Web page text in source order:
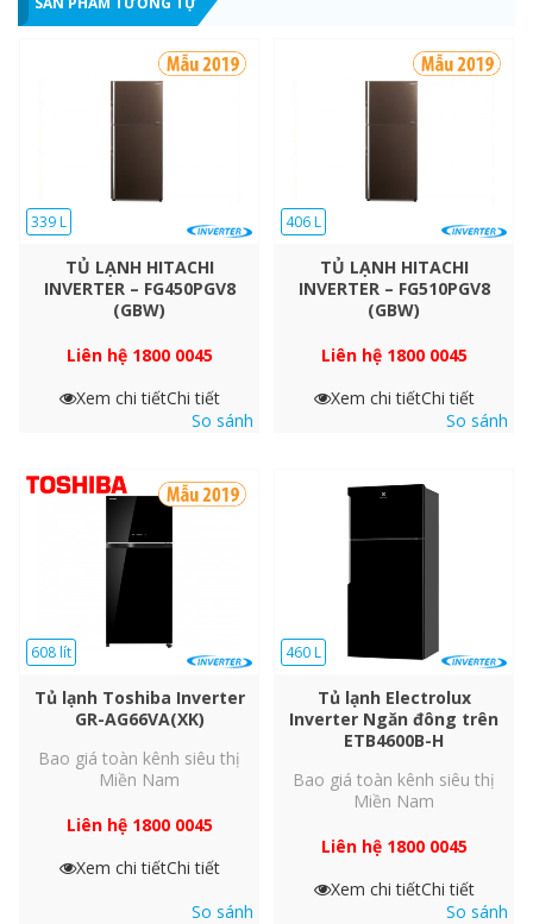
Khay kính chịu lực
giúp bạn trữ được nhiều thực phẩm nặng mà không cần lo
TẤT CẢ THÔNG SỐ KỸ THUẬT
339 L
TỦ LẠNH HITACHI
INVERTER – FG450PGV8
(GBW)
Liên hệ 1800 0045
Xem chi tiếtChi tiết
So sánh
406 L
TỦ LẠNH HITACHI
INVERTER – FG510PGV8
(GBW)
Liên hệ 1800 0045
Xem chi tiếtChi tiết
So sánh
608 lít
Tủ lạnh Toshiba Inverter
GR-AG66VA(XK)
Bao giá toàn kênh siêu thị
Miền Nam
Liên hệ 1800 0045
Xem chi tiếtChi tiết
So sánh
460 L
Tủ lạnh Electrolux
Inverter Ngăn đông trên
ETB4600B-H
Bao giá toàn kênh siêu thị
Miền Nam
Liên hệ 1800 0045
Xem chi tiếtChi tiết
So sánh